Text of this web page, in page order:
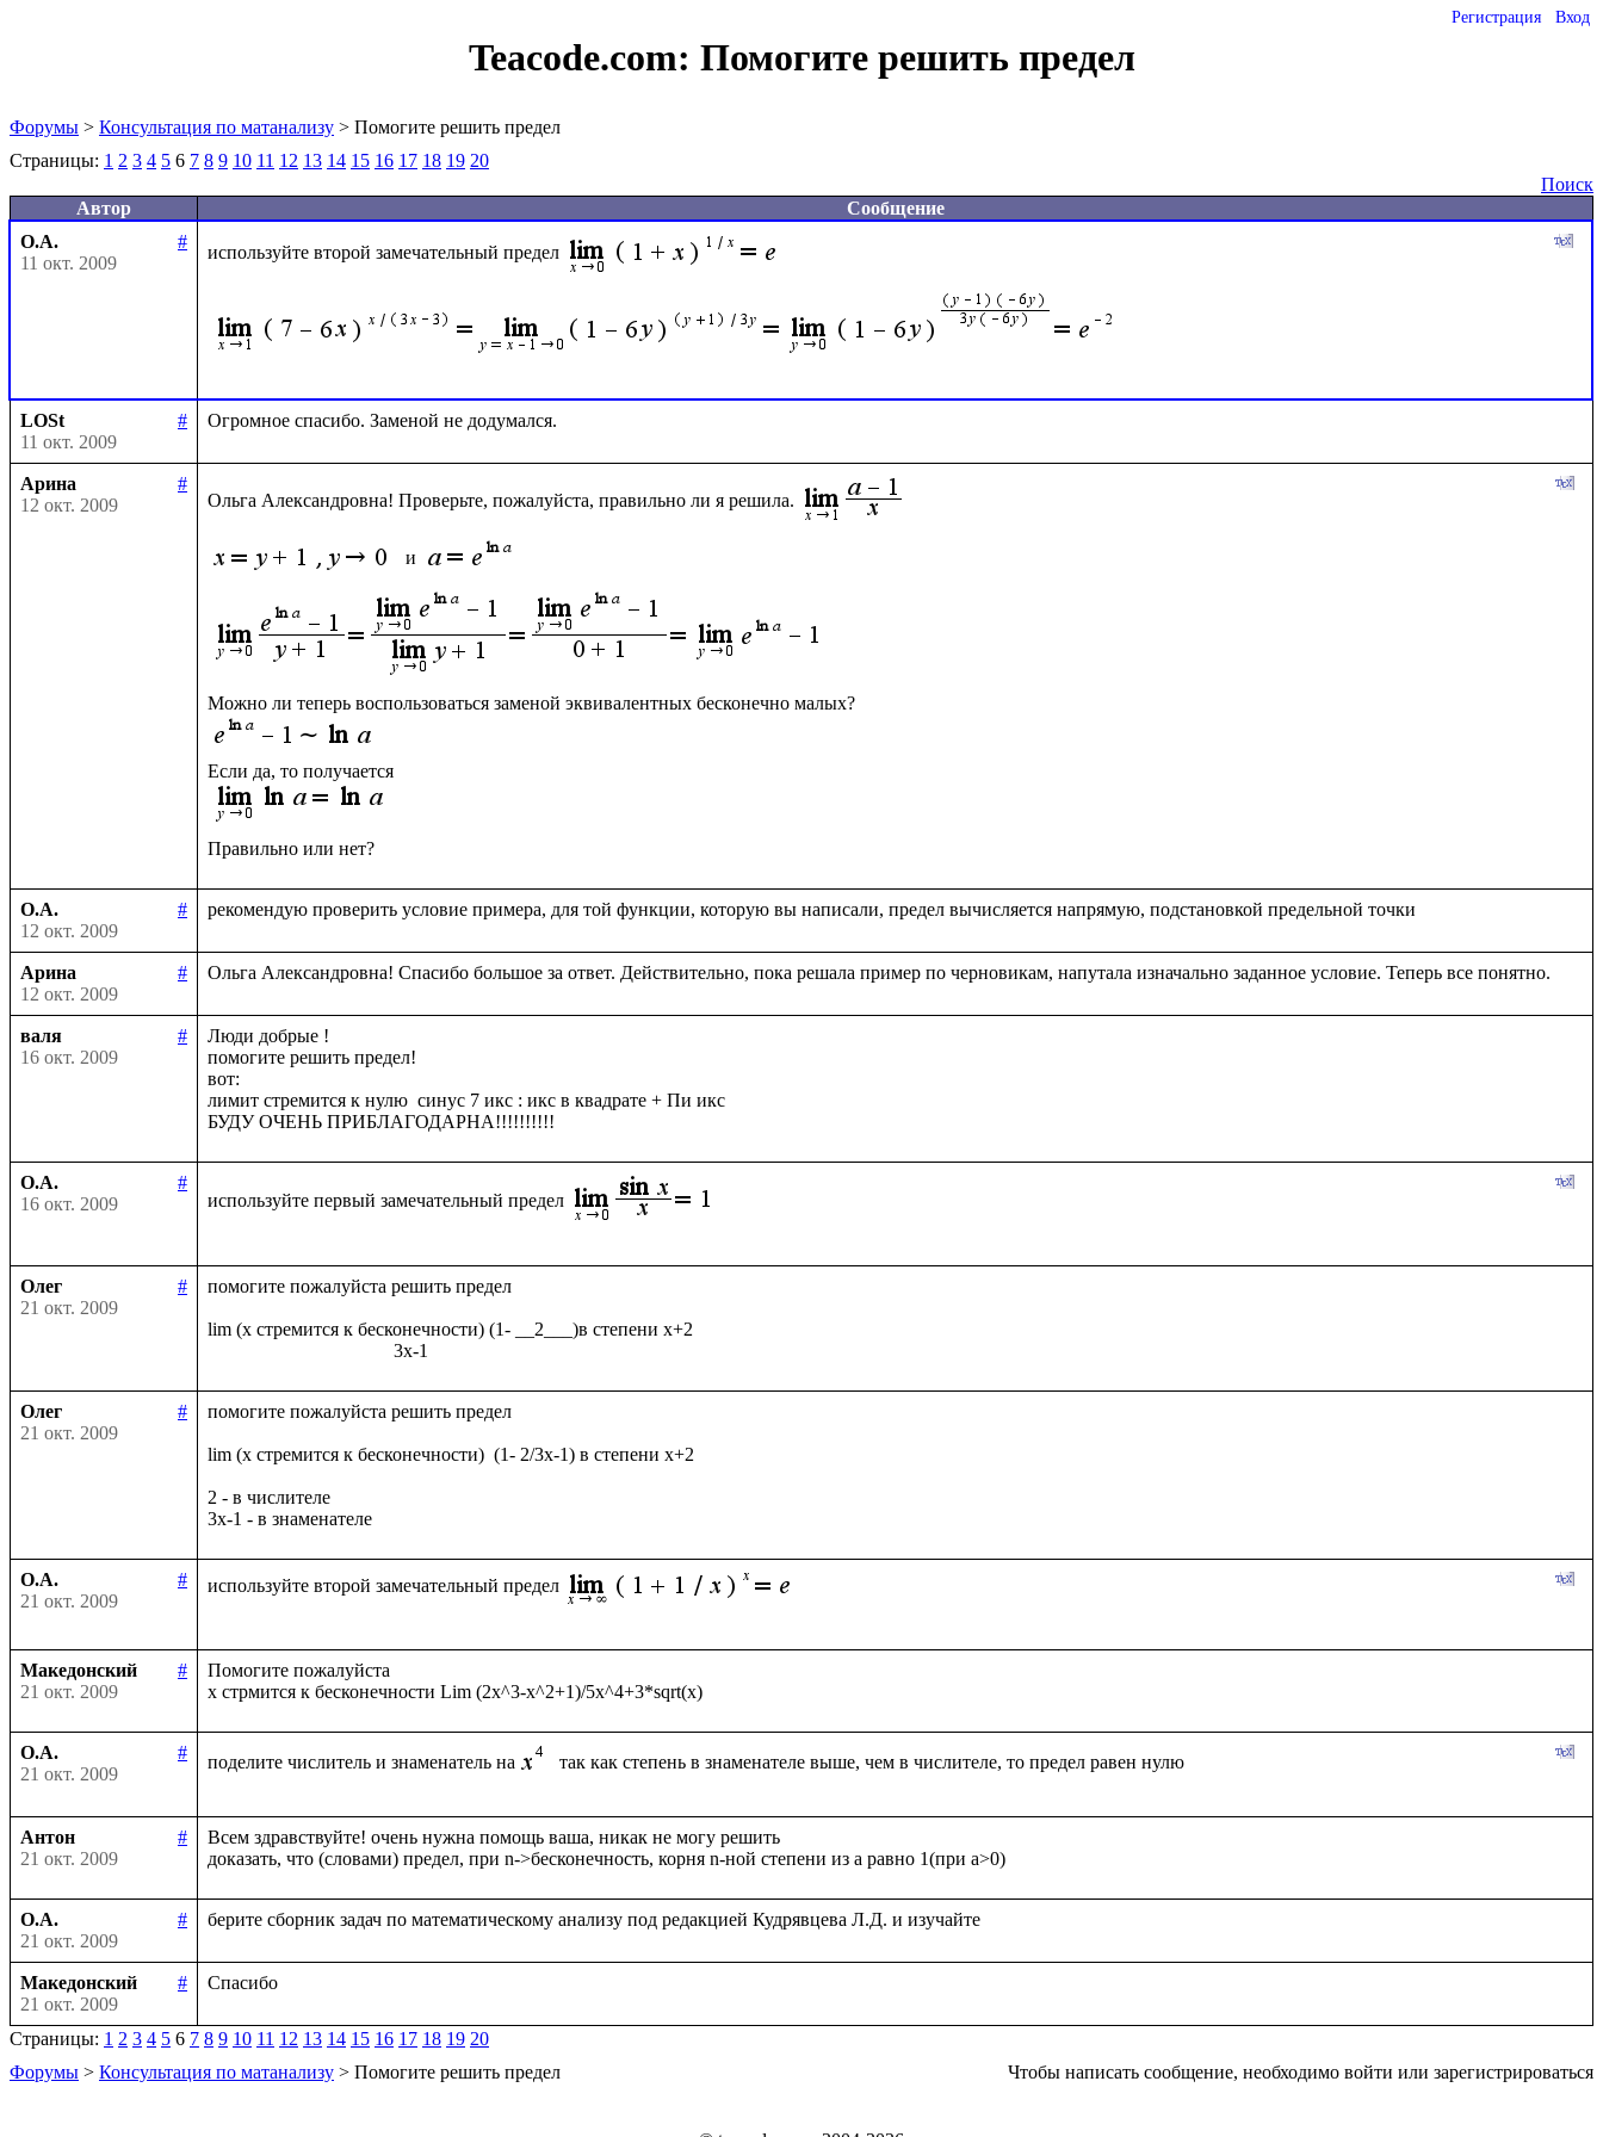
Регистрация Вход
Teacode.com: Помогите решить предел
Форумы > Консультация по матанализу > Помогите решить предел
Страницы: 1 2 3 4 5 6 7 8 9 10 11 12 13 14 15 16 17 18 19 20
Поиск
Автор
Сообщение
О.А.
#
11 окт. 2009
используйте второй замечательный предел
LOSt
#
11 окт. 2009
Арина
#
12 окт. 2009
Ольга Александровна! Проверьте, пожалуйста, правильно ли я решила.
и
О.А.
#
12 окт. 2009
Арина
#
12 окт. 2009
валя
#
16 окт. 2009
Люди добрые !
помогите решить предел!
вот:
лимит стремится к нулю  синус 7 икс : икс в квадрате + Пи икс
О.А.
#
16 окт. 2009
используйте первый замечательный предел
Олег
#
21 окт. 2009
помогите пожалуйста решить предел
lim (x стремится к бесконечности) (1- __2___)в степени x+2
Олег
#
21 окт. 2009
помогите пожалуйста решить предел
lim (x стремится к бесконечности)  (1- 2/3x-1) в степени x+2
2 - в числителе
О.А.
#
21 окт. 2009
используйте второй замечательный предел
Македонский
#
21 окт. 2009
Помогите пожалуйста
О.А.
#
21 окт. 2009
поделите числитель и знаменатель на
Антон
#
21 окт. 2009
Всем здравствуйте! очень нужна помощь ваша, никак не могу решить
О.А.
#
21 окт. 2009
Македонский
#
21 окт. 2009
Страницы: 1 2 3 4 5 6 7 8 9 10 11 12 13 14 15 16 17 18 19 20
Форумы > Консультация по матанализу > Помогите решить предел Чтобы написать сообщение, необходимо войти или зарегистрироваться